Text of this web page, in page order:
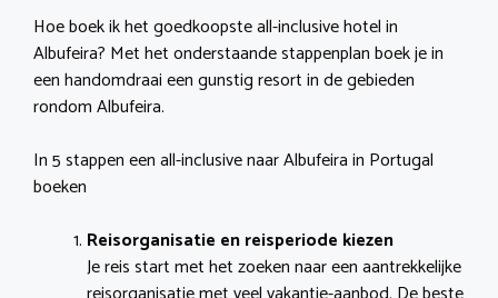
Hoe boek ik het goedkoopste all-inclusive hotel in
Albufeira? Met het onderstaande stappenplan boek je in
een handomdraai een gunstig resort in de gebieden
rondom Albufeira.
In 5 stappen een all-inclusive naar Albufeira in Portugal
boeken
Reisorganisatie en reisperiode kiezen
Je reis start met het zoeken naar een aantrekkelijke